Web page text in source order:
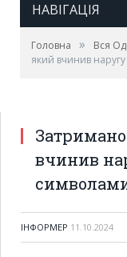
НАВІГАЦІЯ
Головна » Вся
який вчинив
вчинив
ІНФОРМЕР 11.10.2024